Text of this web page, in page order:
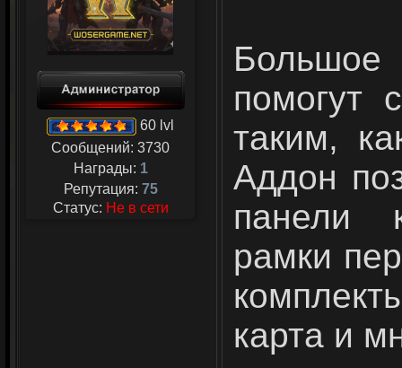
60 lvl
Сообщений: 3730
Награды: 1
Репутация: 75
Статус: Не в сети
помогут
таким,
Аддон
панели
рамки
карта и